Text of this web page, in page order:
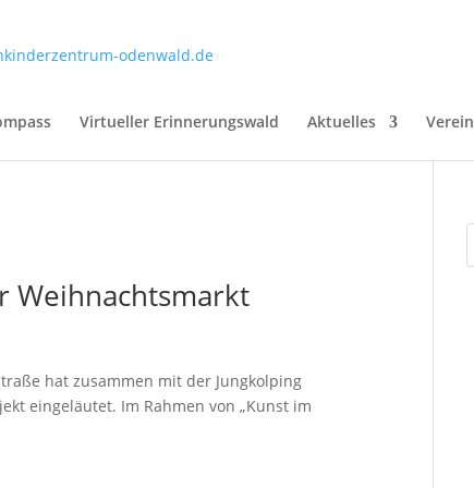
Virtueller Erinnerungswald Aktuelles Verein
Weihnachtsmarkt
hat zusammen mit der Jungkolping
eingeläutet. Im Rahmen von „Kunst im